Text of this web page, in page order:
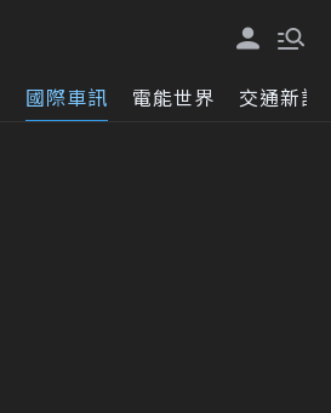
國際車訊 電能世界 交通新訊